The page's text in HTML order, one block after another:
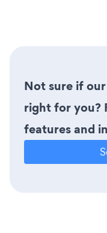
Not sure if
right for you?
features and